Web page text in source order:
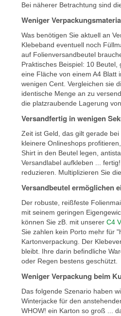
Bei näherer Betrachtung sind
Weniger
Was benötigen Sie aktuell an
Klebeband eventuell noch
auf Folienversandbeutel
Praktisches Beispiel: 10
eine Fläche von einem A4 Blatt
wenigen Cent. Vergleichen sie
identische Menge an zu
die platzraubende Lagerung
Versandfertig in wenigen
Zeit ist Geld, das gilt gerade
kleinere Onlineshops
Shirt in den Beutel legen,
Versandlabel aufkleben ...
reduzieren. Multiplizieren Sie
Versandbeutel ermöglichen
Der robuste, reißfeste
mit seinem geringen
können Sie zB. mit unserer C4
Sie zahlen kein Porto mehr für
Kartonverpackung. Der
bleibt. Ihre darin befindliche
oder Regen bestens geschützt.
Weniger Verpackung beim
Das folgende Szenario haben
Winterjacke für den
WHOW! ein Karton so groß ...